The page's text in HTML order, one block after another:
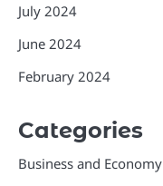
July 2024
June 2024
February 2024
Categories
Business and Economy